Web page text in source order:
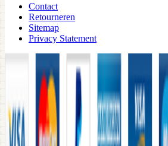
Contact
Retourneren
Sitemap
Privacy Statement